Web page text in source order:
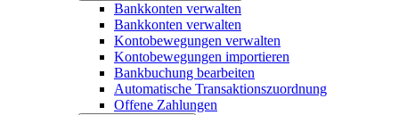
Bankkonten verwalten
Bankkonten verwalten
Kontobewegungen verwalten
Kontobewegungen importieren
Bankbuchung bearbeiten
Automatische Transaktionszuordnung
Offene Zahlungen